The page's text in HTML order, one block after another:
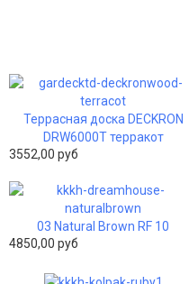
Террасная доска DECKRON
DRW6000T терракот
3552,00 руб
03 Natural Brown RF 10
4850,00 руб